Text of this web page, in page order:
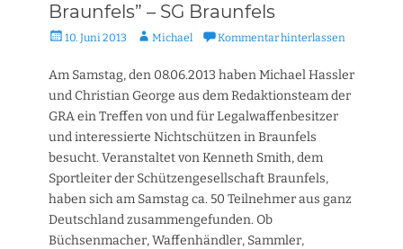
Braunfels” – SG Braunfels
Veröffentlicht
10. Juni 2013 AutorMichael Kommentar hinterlassen
Am Samstag, den 08.06.2013 haben Michael Hassler
und Christian George aus dem Redaktionsteam der
GRA ein Treffen von und für Legalwaffenbesitzer
und interessierte Nichtschützen in Braunfels
besucht. Veranstaltet von Kenneth Smith, dem
Sportleiter der Schützengesellschaft Braunfels,
haben sich am Samstag ca. 50 Teilnehmer aus ganz
Deutschland zusammengefunden. Ob
Büchsenmacher, Waffenhändler, Sammler,